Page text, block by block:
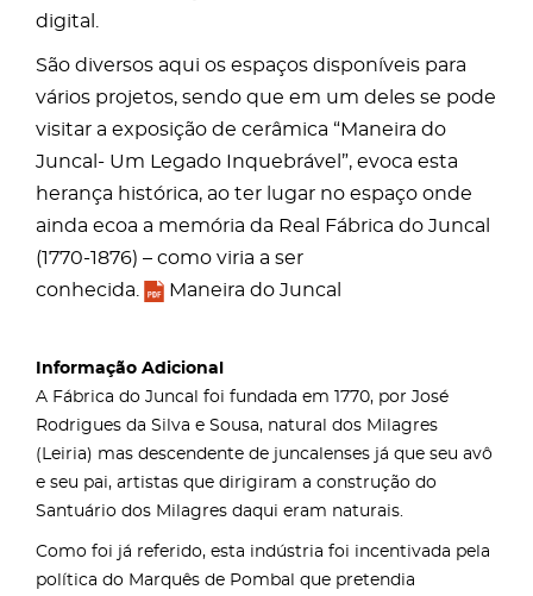
digital.
São diversos aqui os espaços disponíveis para
vários projetos, sendo que em um deles se pode
visitar a exposição de cerâmica “Maneira do
Juncal- Um Legado Inquebrável”, evoca esta
herança histórica, ao ter lugar no espaço onde
ainda ecoa a memória da Real Fábrica do Juncal
(1770-1876) – como viria a ser
conhecida.
Maneira do Juncal
Informação Adicional
A Fábrica do Juncal foi fundada em 1770, por José
Rodrigues da Silva e Sousa, natural dos Milagres
(Leiria) mas descendente de juncalenses já que seu avô
e seu pai, artistas que dirigiram a construção do
Santuário dos Milagres daqui eram naturais.
Como foi já referido, esta indústria foi incentivada pela
política do Marquês de Pombal que pretendia